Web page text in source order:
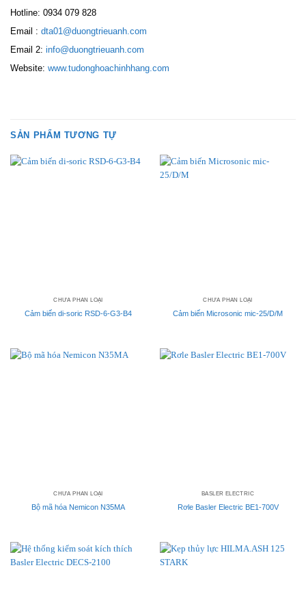
Hotline: 0934 079 828
Email : dta01@duongtrieuanh.com
Email 2: info@duongtrieuanh.com
Website: www.tudonghoachinhhang.com
SẢN PHẨM TƯƠNG TỰ
CHƯA PHÂN LOẠI
Cảm biến di-soric RSD-6-G3-B4
CHƯA PHÂN LOẠI
Cảm biến Microsonic mic-25/D/M
CHƯA PHÂN LOẠI
Bộ mã hóa Nemicon N35MA
BASLER ELECTRIC
Rơle Basler Electric BE1-700V